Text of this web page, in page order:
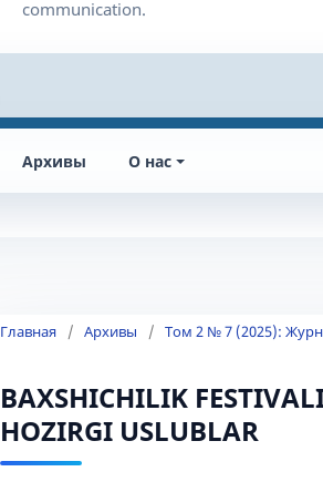
Архивы О нас
Главная / Архивы / Том 2 № 7 (2025):
BAXSHICHILIK
HOZIRGI USLUBLAR